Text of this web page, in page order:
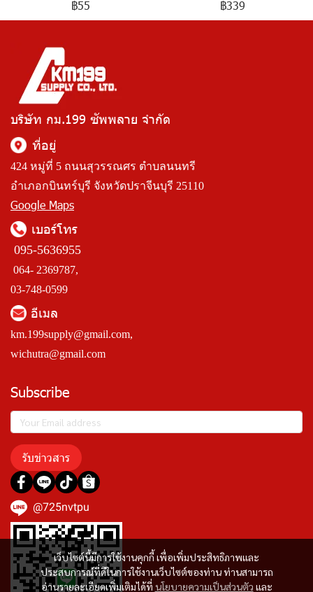
฿55
฿339
เว็บไซต์นี้มีการใช้งานคุกกี้ เพื่อเพิ่มประสิทธิภาพและ
ประสบการณ์ที่ดีในการใช้งานเว็บไซต์ของท่าน ท่านสามารถ
อ่านรายละเอียดเพิ่มเติมได้ที่ นโยบายความเป็นส่วนตัว และ
บริษัท กม.199 ซัพพลาย จำกัด
ที่อยู่
424 หมู่ที่ 5 ถนนสุวรรณศร ตำบลนนทรี
อำเภอกบินทร์บุรี จังหวัดปราจีนบุรี 25110
Google Maps
เบอร์โทร
095-5636955
064- 2369787,
03-748-0599
อีเมล
km.199supply@gmail.com,
wichutra@gmail.com
Subscribe
รับข่าวสาร
@725nvtpu